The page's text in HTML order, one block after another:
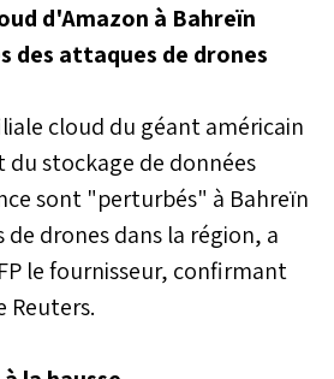
d'Amazon à Bahreïn
des attaques de drones
cloud du géant américain
stockage de données
sont "perturbés" à Bahreïn
drones dans la région, a
le fournisseur, confirmant
Reuters.